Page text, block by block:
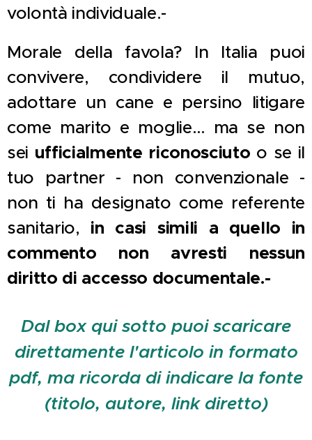
volontà individuale.-
Morale della favola? In Italia puoi
convivere, condividere il mutuo,
adottare un cane e persino litigare
come marito e moglie… ma se non
sei ufficialmente riconosciuto o se il
tuo partner - non convenzionale -
non ti ha designato come referente
sanitario, in casi simili a quello in
commento non avresti nessun
diritto di accesso documentale.-
Dal box qui sotto puoi scaricare
direttamente l'articolo in formato
pdf, ma ricorda di indicare la fonte
(titolo, autore, link diretto)